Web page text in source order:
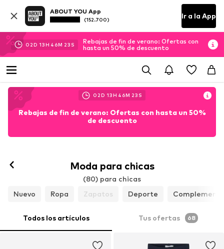
ABOUT YOU App
(152.700) Ir a la App
02D 13H 46M 22 S
Rebajas de fin de verano: Ofertas con
hasta un 50% de descuento
02D 13H 46M 22 S
Rebajas de fin de verano: Ofertas con hasta un 50%
de descuento
Moda para chicas
(80) para chicas
Nuevo
Ropa Zapatos Deporte
Todos los artículos Tus ofertas 68